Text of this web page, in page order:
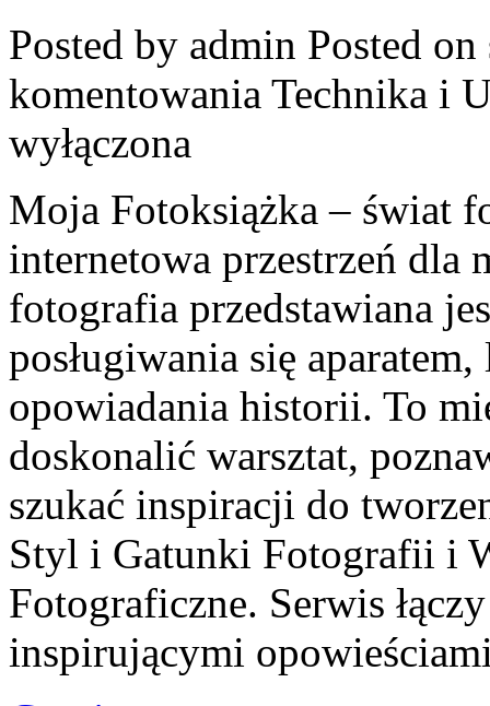
Posted by admin Posted
komentowania Technika i
wyłączona
Moja Fotoksiążka – świat
internetowa przestrzeń dla
fotografia przedstawiana
posługiwania się
opowiadania historii. To
doskonalić warsztat,
szukać inspiracji do
Styl i Gatunki Fotografii i
Fotograficzne. Serwis
inspirującymi